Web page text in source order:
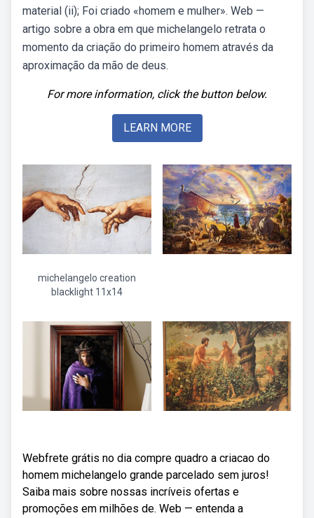
material (ii); Foi criado «homem e mulher». Web —
artigo sobre a obra em que michelangelo retrata o
momento da criação do primeiro homem através da
aproximação da mão de deus.
For more information, click the button below.
LEARN MORE
michelangelo creation
blacklight 11x14
Webfrete grátis no dia compre quadro a criacao do
homem michelangelo grande parcelado sem juros!
Saiba mais sobre nossas incríveis ofertas e
promoções em milhões de. Web — entenda a